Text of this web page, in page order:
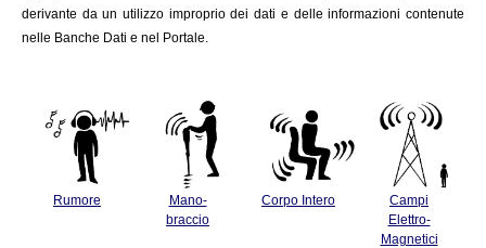
derivante da un utilizzo improprio dei dati e delle informazioni contenute
nelle Banche Dati e nel Portale.
Rumore
Mano-
braccio
Corpo Intero
Campi
Elettro-
Magnetici